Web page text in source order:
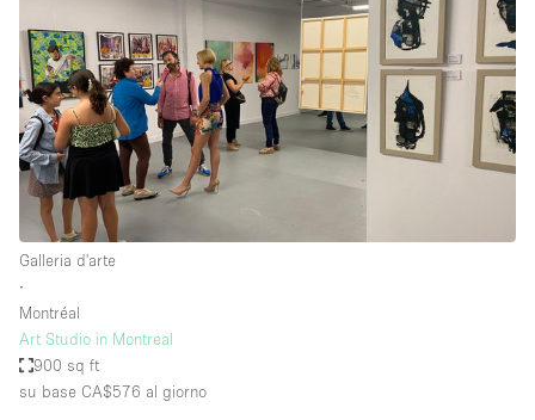
Galleria d'arte
∙
Montréal
Art Studio in Montreal
900 sq ft
su base CA$576 al giorno